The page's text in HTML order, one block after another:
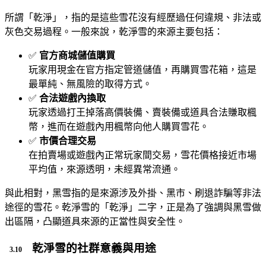
所謂「乾淨」，指的是這些雪花沒有經歷過任何違規、非法或
灰色交易過程。一般來說，乾淨雪的來源主要包括：
✅ 官方商城儲值購買
玩家用現金在官方指定管道儲值，再購買雪花箱，這是
最單純、無風險的取得方式。
✅ 合法遊戲內換取
玩家透過打王掉落高價裝備、賣裝備或道具合法賺取楓
幣，進而在遊戲內用楓幣向他人購買雪花。
✅ 市價合理交易
在拍賣場或遊戲內正常玩家間交易，雪花價格接近市場
平均值，來源透明，未經異常流通。
與此相對，黑雪指的是來源涉及外掛、黑市、刷退詐騙等非法
途徑的雪花。乾淨雪的「乾淨」二字，正是為了強調與黑雪做
出區隔，凸顯道具來源的正當性與安全性。
乾淨雪的社群意義與用途